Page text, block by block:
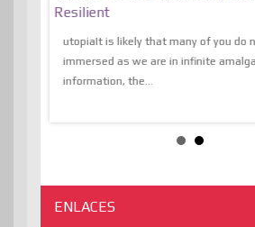
Resilient
utopiaIt is likely that many of you do
immersed as we are in infinite
information, the...
ENLACES